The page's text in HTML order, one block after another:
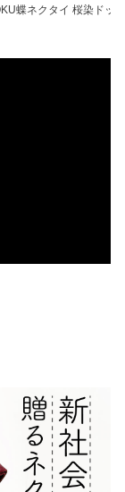
蝶ネクタイ 桜染ドッ